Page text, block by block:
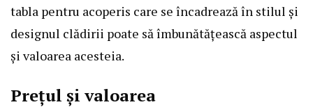
tabla pentru acoperis care se încadrează în stilul și
designul clădirii poate să îmbunătățească aspectul
și valoarea acesteia.
Prețul și valoarea